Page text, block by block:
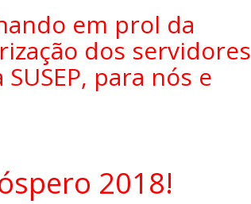
em prol da
dos servidores
para nós e
2018!